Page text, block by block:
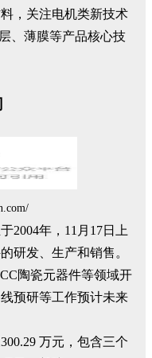
，关注电机类新技术
、薄膜等产品核心技
2004年，11月17日上
研发、生产和销售。
陶瓷元器件等领域开
预研等工作预计未来
万元，包含三个